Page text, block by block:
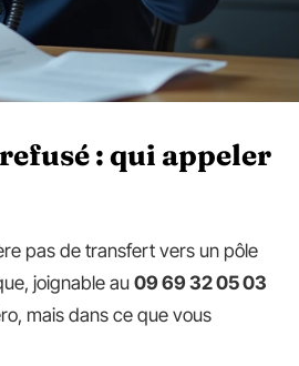
: qui appeler
pas de transfert vers un pôle
joignable au 09 69 32 05 03
mais dans ce que vous